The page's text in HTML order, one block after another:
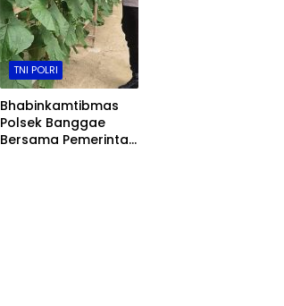
TNI POLRI
Bhabinkamtibmas
Polsek Banggae
Bersama Pemerintah